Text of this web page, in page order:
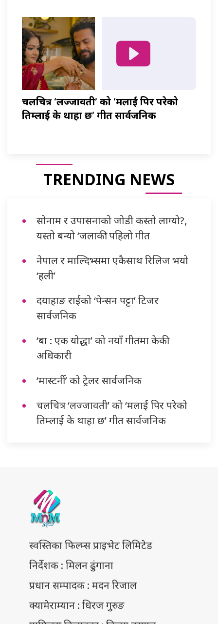
चलचित्र ‘लज्जावती’ को ‘मलाई पिर परेको
तिम्लाई के थाहा छ’ गीत सार्वजनिक
TRENDING NEWS
सोनाम र उपासनाको जोडी कस्तो लाग्यो?,
यस्तो बन्यो ‘जलाकी’ पहिलो गीत
नेपाल र माल्दिभ्समा एकैसाथ रिलिज भयो
‘हली’
दयाहाङ राईको ‘पेन्सन पट्टा’ टिजर
सार्वजनिक
‘बा : एक योद्धा’ को नयाँ गीतमा केकी
अधिकारी
‘मास्टर्नी’ को ट्रेलर सार्वजनिक
चलचित्र ‘लज्जावती’ को ‘मलाई पिर परेको
तिम्लाई के थाहा छ’ गीत सार्वजनिक
स्वस्तिका फिल्म्स प्राइभेट लिमिटेड
निर्देशक : मिलन ढुंगाना
प्रधान सम्पादक : मदन रिजाल
क्यामेराम्यान : धिरज गुरुङ